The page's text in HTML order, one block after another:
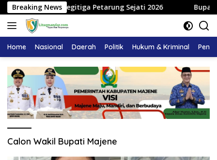
Langsung
ke
konten
Breaking News
Sandeq Segitiga Petarung Sejati 2026 Bupati
Home Nasional Daerah Politik Hukum & Kriminal
Calon Wakil Bupati Majene